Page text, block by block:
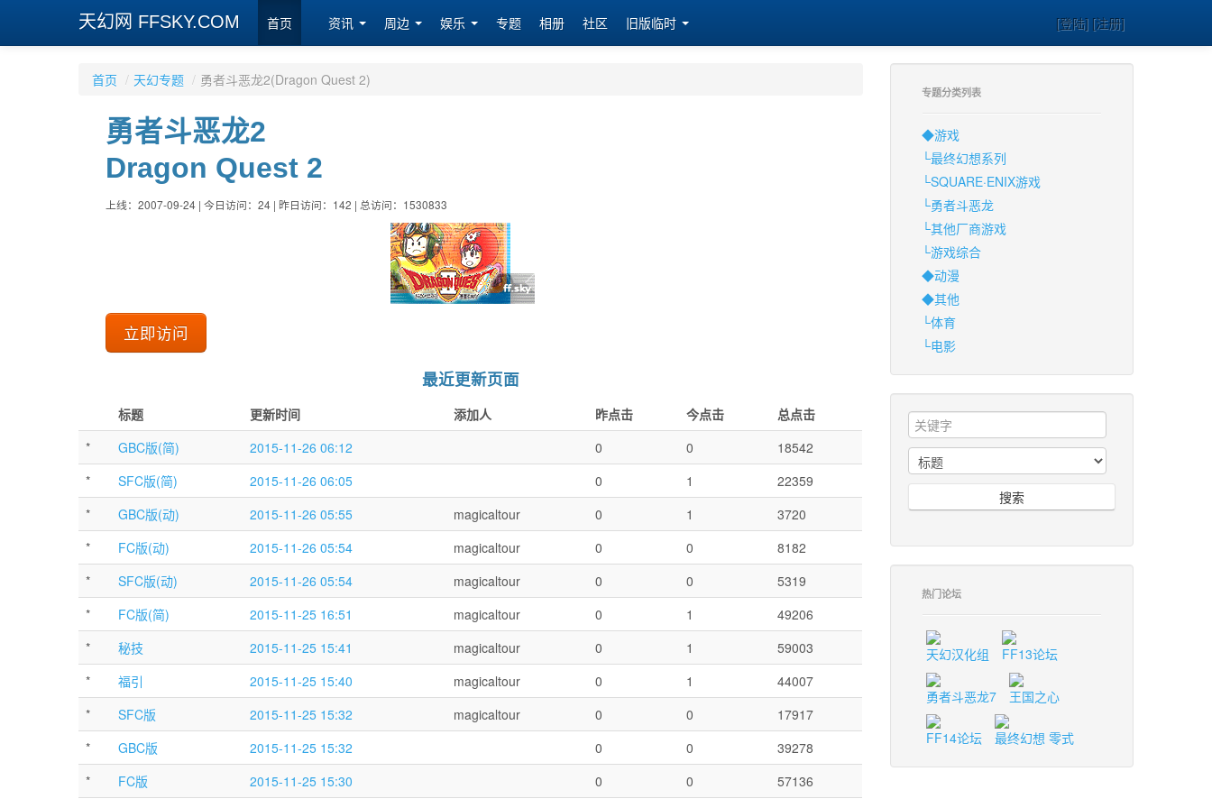
天幻网 FFSKY.COM 首页 资讯 周边 娱乐 专题 相册 社区 旧版临时 [登陆] [注册]
首页 / 天幻专题 / 勇者斗恶龙2(Dragon Quest 2)
勇者斗恶龙2
Dragon Quest 2
上线：2007-09-24 | 今日访问：24 | 昨日访问：142 | 总访问：1530833
立即访问
最近更新页面
标题
更新时间 添加人 昨点击 今点击
总点击
*
GBC版(简) 2015-11-26 06:12 0 0
18542
*
SFC版(简) 2015-11-26 06:05 0 1
22359
*
GBC版(动) 2015-11-26 05:55 magicaltour 0 1
3720
*
FC版(动) 2015-11-26 05:54 magicaltour 0 0
8182
*
SFC版(动) 2015-11-26 05:54 magicaltour 0 0
5319
*
FC版(简) 2015-11-25 16:51 magicaltour 0 1
49206
*
秘技 2015-11-25 15:41 magicaltour 0 1
59003
*
福引 2015-11-25 15:40 magicaltour 0 1
44007
*
SFC版 2015-11-25 15:32 magicaltour 0 0
17917
*
GBC版 2015-11-25 15:32 0 0
39278
*
FC版 2015-11-25 15:30 0 0
57136
专题分类列表
◆游戏
└最终幻想系列
└SQUARE·ENIX游戏
└勇者斗恶龙
└其他厂商游戏
└游戏综合
◆动漫
◆其他
└体育
└电影
搜索
热门论坛
天幻汉化组 FF13论坛
勇者斗恶龙7 王国之心
FF14论坛 最终幻想 零式